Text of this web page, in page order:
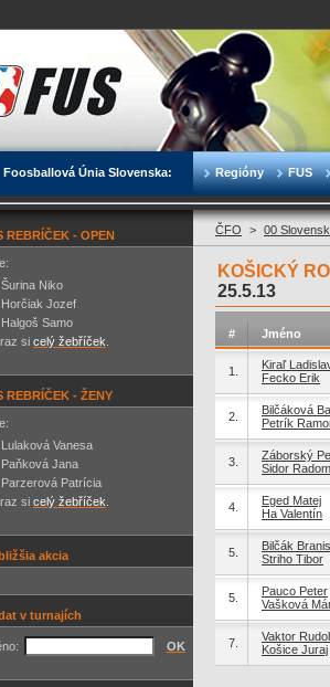
Foosballová Únia Slovenska: Regióny FUS
REBRÍČEK - OPEN
Šurina Niko
Horčiak Jozef
Halgoš Samo
si celý žebříček
REBRÍČEK - ŽENY
Lulaková Vanesa
Paňková Jana
Parzerová Patrícia
si celý žebříček
akcia
v turnajích
OK
ČFO > 00
KOŠICKÝ
25.5.13
# Jméno
1.
Kiraľ
Fecko Erik
2.
Bilčáková
Petrík
3.
Záborský
Sidor
4.
Eged Matej
Ha Valentín
5.
Bilčák
Striho Tibor
5.
Pauco Peter
Vašková
7.
Vaktor
Košice Juraj